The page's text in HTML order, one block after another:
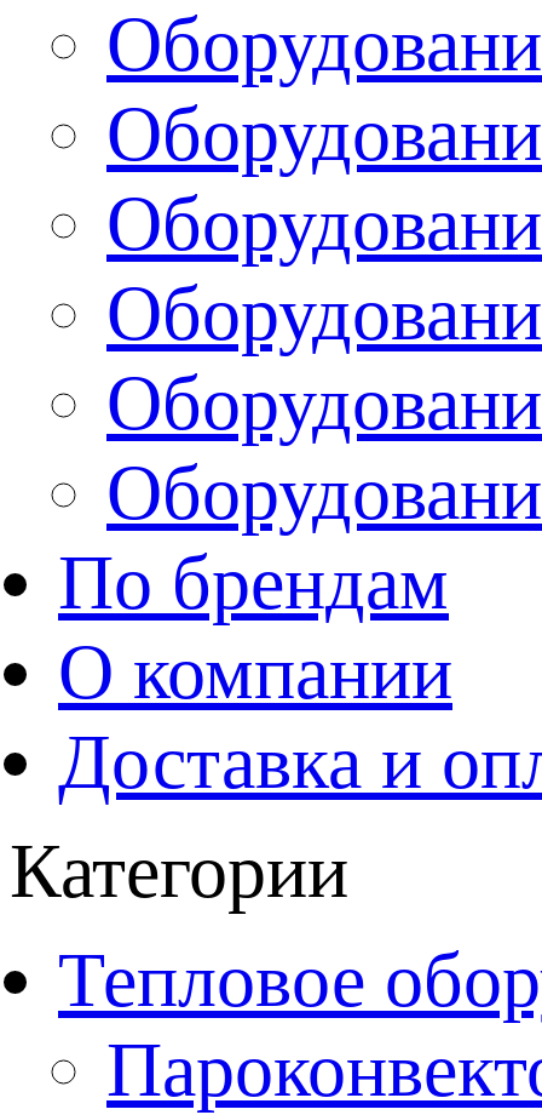
По брендам
О компании
Доставка и
Категории
Тепловое